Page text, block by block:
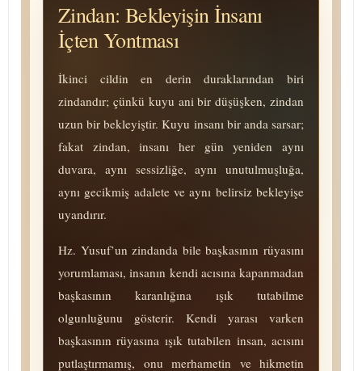
Zindan: Bekleyişin İnsanı
İçten Yontması
İkinci cildin en derin duraklarından biri
zindandır; çünkü kuyu ani bir düşüşken, zindan
uzun bir bekleyiştir. Kuyu insanı bir anda sarsar;
fakat zindan, insanı her gün yeniden aynı
duvara, aynı sessizliğe, aynı unutulmuşluğa,
aynı gecikmiş adalete ve aynı belirsiz bekleyişe
uyandırır.
Hz. Yusuf’un zindanda bile başkasının rüyasını
yorumlaması, insanın kendi acısına kapanmadan
başkasının karanlığına ışık tutabilme
olgunluğunu gösterir. Kendi yarası varken
başkasının rüyasına ışık tutabilen insan, acısını
putlaştırmamış, onu merhametin ve hikmetin